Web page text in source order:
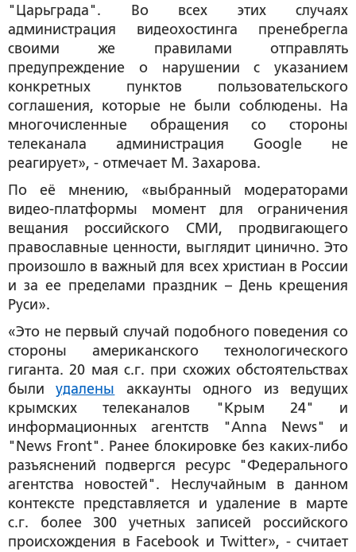
"Царьграда". Во всех этих случаях
администрация видеохостинга пренебрегла
своими же правилами отправлять
предупреждение о нарушении с указанием
конкретных пунктов пользовательского
соглашения, которые не были соблюдены. На
многочисленные обращения со стороны
телеканала администрация Google не
реагирует», - отмечает М. Захарова.
По её мнению, «выбранный модераторами
видео-платформы момент для ограничения
вещания российского СМИ, продвигающего
православные ценности, выглядит цинично. Это
произошло в важный для всех христиан в России
и за ее пределами праздник – День крещения
Руси».
«Это не первый случай подобного поведения со
стороны американского технологического
гиганта. 20 мая с.г. при схожих обстоятельствах
былиудалены аккаунты одного из ведущих
крымских телеканалов "Крым 24" и
информационных агентств "Anna News" и
"News Front". Ранее блокировке без каких-либо
разъяснений подвергся ресурс "Федерального
агентства новостей". Неслучайным в данном
контексте представляется и удаление в марте
с.г. более 300 учетных записей российского
происхождения в Facebook и Twitter», - считает